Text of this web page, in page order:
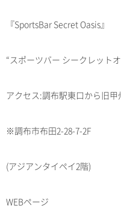
『SportsBar Secret Oasis』
“スポーツバー シークレット
アクセス:調布駅東口から旧甲
※調布市布田2-28-7-2F
(アジアンタイペイ2階)
WEBページ